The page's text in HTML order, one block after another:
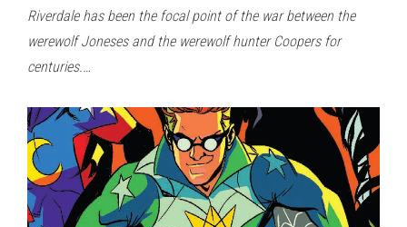
Riverdale has been the focal point of the war between the
werewolf Joneses and the werewolf hunter Coopers for
centuries.…